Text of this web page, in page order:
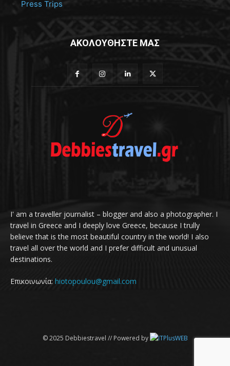
Press Trips
ΑΚΟΛΟΥΘΗΣΤΕ ΜΑΣ
I' am a traveller journalist – blogger and also a photographer. I
travel in Greece and I deeply love Greece, because I trully
believe that is the most beautiful country in the world! I also
travel all over the world and I prefer difficult and unusual
destinations.
Επικοινωνία: hiotopoulou@gmail.com
© 2025 Debbiestravel // Powered by